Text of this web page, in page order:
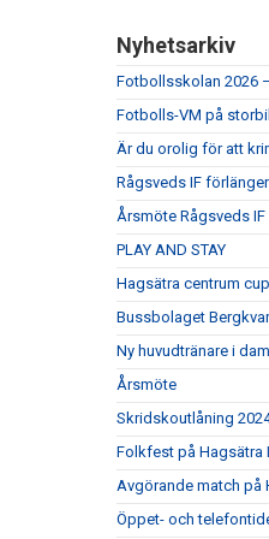
Nyhetsarkiv
Fotbollsskolan 2026
Fotbolls-VM på
Är du orolig för att
Rågsveds IF
Årsmöte Rågsveds IF
PLAY AND STAY
Hagsätra centrum
Bussbolaget
Ny huvudtränare i
Årsmöte
Skridskoutlåning
Folkfest på Hagsätra
Avgörande match på
Öppet- och